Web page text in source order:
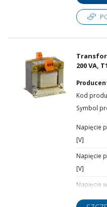
200 VA,
Kod
Symbol
Napięcie
[V]
Napięcie
[V]
Napięcie